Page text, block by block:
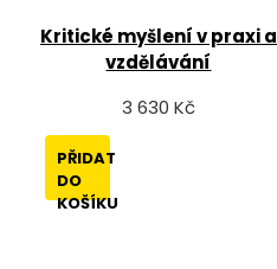
Kritické myšlení v praxi a
vzdělávání
3 630 Kč
PŘIDAT
DO
KOŠÍKU